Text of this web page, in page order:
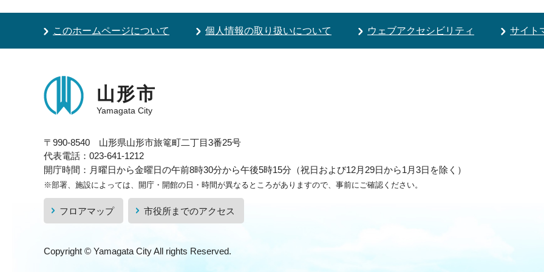
このホームページについて 個人情報の取り扱いについて ウェブアクセシビリティ サイト
山形市
Yamagata City
〒990-8540 山形県山形市旅篭町二丁目3番25号
代表電話：023-641-1212
開庁時間：月曜日から金曜日の午前8時30分から午後5時15分（祝日および12月29日から1月3日を除く）
※部署、施設によっては、開庁・開館の日・時間が異なるところがありますので、事前にご確認ください。
フロアマップ 市役所までのアクセス
Copyright © Yamagata City All rights Reserved.